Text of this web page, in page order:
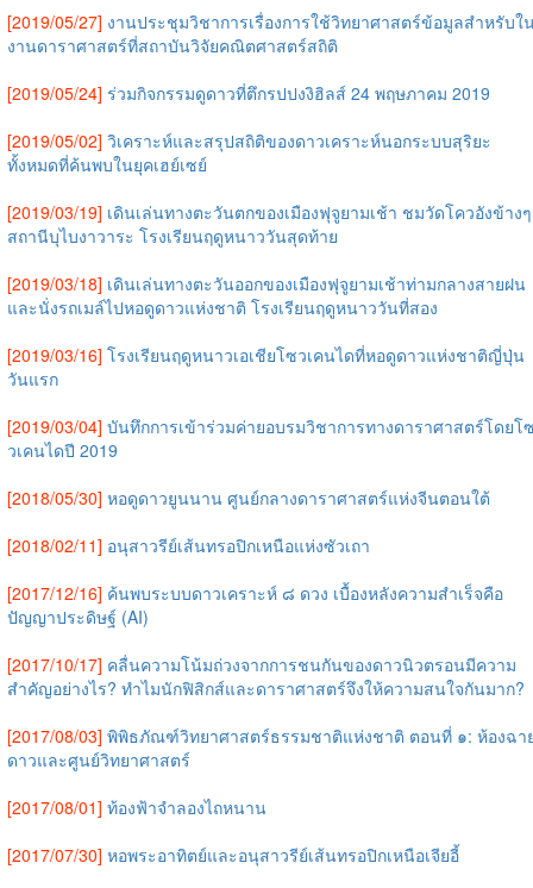
[2019/05/27] งานประชุมวิชาการเรื่องการใช้วิทยาศาสตร์ข้อมูลสำหรับใ
งานดาราศาสตร์ที่สถาบันวิจัยคณิตศาสตร์สถิติ
[2019/05/24] ร่วมกิจกรรมดูดาวที่ตึกรปปงงิฮิลส์ 24 พฤษภาคม 2019
[2019/05/02] วิเคราะห์และสรุปสถิติของดาวเคราะห์นอกระบบสุริยะ
ทั้งหมดที่ค้นพบในยุคเฮย์เซย์
[2019/03/19] เดินเล่นทางตะวันตกของเมืองฟุจูยามเช้า ชมวัดโควอังข้างๆ
สถานีบุไบงาวาระ โรงเรียนฤดูหนาววันสุดท้าย
[2019/03/18] เดินเล่นทางตะวันออกของเมืองฟุจูยามเช้าท่ามกลางสายฝน
และนั่งรถเมล์ไปหอดูดาวแห่งชาติ โรงเรียนฤดูหนาววันที่สอง
[2019/03/16] โรงเรียนฤดูหนาวเอเชียโซวเคนไดที่หอดูดาวแห่งชาติญี่ปุ่น
วันแรก
[2019/03/04] บันทึกการเข้าร่วมค่ายอบรมวิชาการทางดาราศาสตร์โดยโ
วเคนไดปี 2019
[2018/05/30] หอดูดาวยูนนาน ศูนย์กลางดาราศาสตร์แห่งจีนตอนใต้
[2018/02/11] อนุสาวรีย์เส้นทรอปิกเหนือแห่งซัวเถา
[2017/12/16] ค้นพบระบบดาวเคราะห์ ๘ ดวง เบื้องหลังความสำเร็จคือ
ปัญญาประดิษฐ์ (AI)
[2017/10/17] คลื่นความโน้มถ่วงจากการชนกันของดาวนิวตรอนมีความ
สำคัญอย่างไร? ทำไมนักฟิสิกส์และดาราศาสตร์จึงให้ความสนใจกันมาก?
[2017/08/03] พิพิธภัณฑ์วิทยาศาสตร์ธรรมชาติแห่งชาติ ตอนที่ ๑: ห้องฉา
ดาวและศูนย์วิทยาศาสตร์
[2017/08/01] ท้องฟ้าจำลองไถหนาน
[2017/07/30] หอพระอาทิตย์และอนุสาวรีย์เส้นทรอปิกเหนือเจียอี้